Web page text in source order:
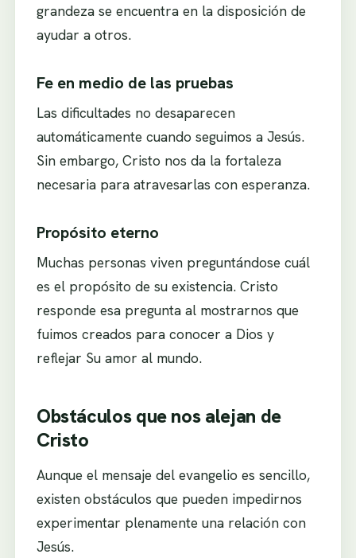
grandeza se encuentra en la disposición de
ayudar a otros.
Fe en medio de las pruebas
Las dificultades no desaparecen
automáticamente cuando seguimos a Jesús.
Sin embargo, Cristo nos da la fortaleza
necesaria para atravesarlas con esperanza.
Propósito eterno
Muchas personas viven preguntándose cuál
es el propósito de su existencia. Cristo
responde esa pregunta al mostrarnos que
fuimos creados para conocer a Dios y
reflejar Su amor al mundo.
Obstáculos que nos alejan de
Cristo
Aunque el mensaje del evangelio es sencillo,
existen obstáculos que pueden impedirnos
experimentar plenamente una relación con
Jesús.